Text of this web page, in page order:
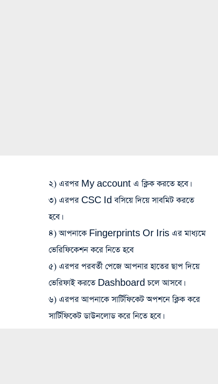
২) এরপর My account এ ক্লিক করতে হবে।
৩) এরপর CSC Id বসিয়ে দিয়ে সাবমিট করতে
হবে।
৪) আপনাকে Fingerprints Or Iris এর মাধ্যমে
ভেরিফিকেশন করে নিতে হবে
৫) এরপর পরবর্তী পেজে আপনার হাতের ছাপ দিয়ে
ভেরিফাই করতে Dashboard চলে আসবে।
৬) এরপর আপনাকে সার্টিফিকেট অপশনে ক্লিক করে
সার্টিফিকেট ডাউনলোড করে নিতে হবে।